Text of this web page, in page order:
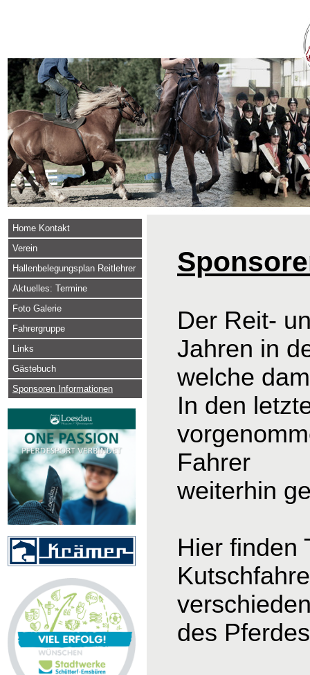
Home Kontakt
Verein
Hallenbelegungsplan Reitlehrer
Aktuelles: Termine
Foto Galerie
Fahrergruppe
Links
Gästebuch
Sponsoren Informationen
Der Reit-
Jahren in
welche
In den
Fahrer
weiterhin
Hier finden
des